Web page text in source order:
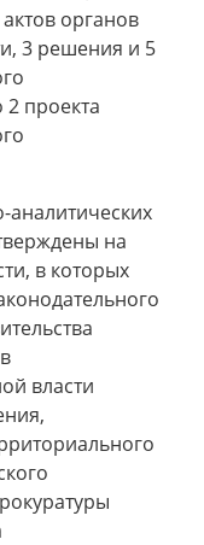
органов
3 решения и 5
проекта
аналитических
на
в которых
власти